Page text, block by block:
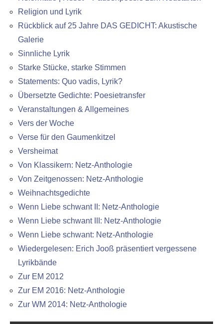
Religion und Lyrik
Rückblick auf 25 Jahre DAS GEDICHT: Akustische
Galerie
Sinnliche Lyrik
Starke Stücke, starke Stimmen
Statements: Quo vadis, Lyrik?
Übersetzte Gedichte: Poesietransfer
Veranstaltungen & Allgemeines
Vers der Woche
Verse für den Gaumenkitzel
Versheimat
Von Klassikern: Netz-Anthologie
Von Zeitgenossen: Netz-Anthologie
Weihnachtsgedichte
Wenn Liebe schwant II: Netz-Anthologie
Wenn Liebe schwant III: Netz-Anthologie
Wenn Liebe schwant: Netz-Anthologie
Wiedergelesen: Erich Jooß präsentiert vergessene
Lyrikbände
Zur EM 2012
Zur EM 2016: Netz-Anthologie
Zur WM 2014: Netz-Anthologie